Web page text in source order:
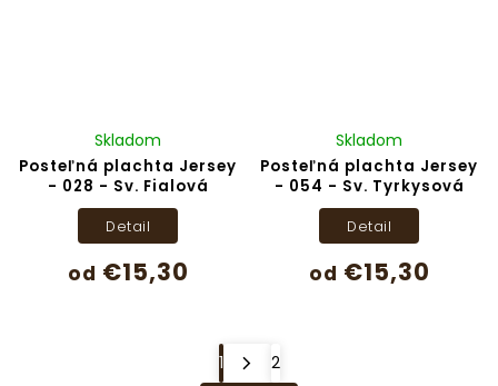
Posteľná plachta Jersey
- 028 - Sv. Fialová
Skladom
od €15,30
Detail
Posteľná plachta Jersey
- 054 - Sv. Tyrkysová
Skladom
od €15,30
Detail
1
2